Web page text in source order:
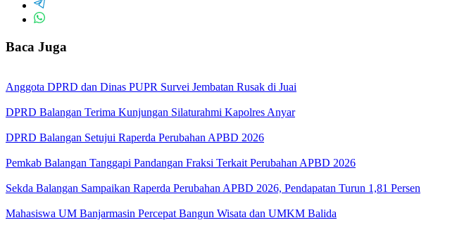
Baca Juga
Anggota DPRD dan Dinas PUPR Survei Jembatan Rusak di Juai
DPRD Balangan Terima Kunjungan Silaturahmi Kapolres Anyar
DPRD Balangan Setujui Raperda Perubahan APBD 2026
Pemkab Balangan Tanggapi Pandangan Fraksi Terkait Perubahan APBD 2026
Sekda Balangan Sampaikan Raperda Perubahan APBD 2026, Pendapatan Turun 1,81 Persen
Mahasiswa UM Banjarmasin Percepat Bangun Wisata dan UMKM Balida